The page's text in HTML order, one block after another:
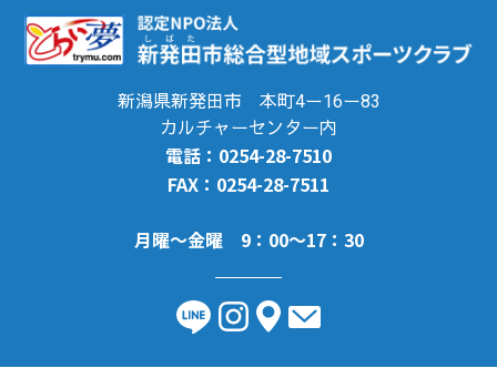
新潟県新発田市 本町4ー16ー83
カルチャーセンター内
電話：0254-28-7510
FAX：0254-28-7511
月曜～金曜 9：00～17：30